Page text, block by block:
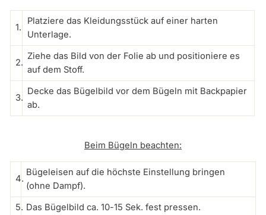
1.
Platziere das Kleidungsstück auf einer harten
Unterlage.
2.
Ziehe das Bild von der Folie ab und positioniere es
auf dem Stoff.
3.
Decke das Bügelbild vor dem Bügeln mit Backpapier
ab.
Beim Bügeln beachten:
4.
Bügeleisen auf die höchste Einstellung bringen
(ohne Dampf).
5. Das Bügelbild ca. 10-15 Sek. fest pressen.